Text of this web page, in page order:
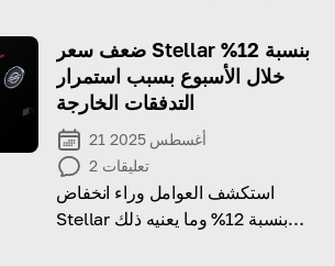
ضعف سعر Stellar بنسبة 12%
خلال الأسبوع بسبب استمرار
التدفقات الخارجة
21 أغسطس 2025
2 تعليقات
استكشف العوامل وراء انخفاض
Stellar بنسبة 12% وما يعنيه ذلك